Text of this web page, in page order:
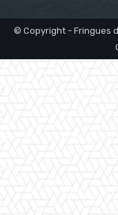
© Copyright - Fringues